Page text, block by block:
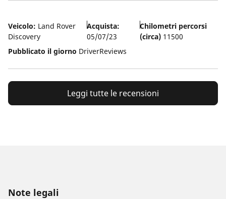
Veicolo: Land Rover
Discovery
Acquista:
05/07/23
Chilometri percorsi
(circa) 11500
Pubblicato il giorno DriverReviews
Leggi tutte le recensioni
Note legali